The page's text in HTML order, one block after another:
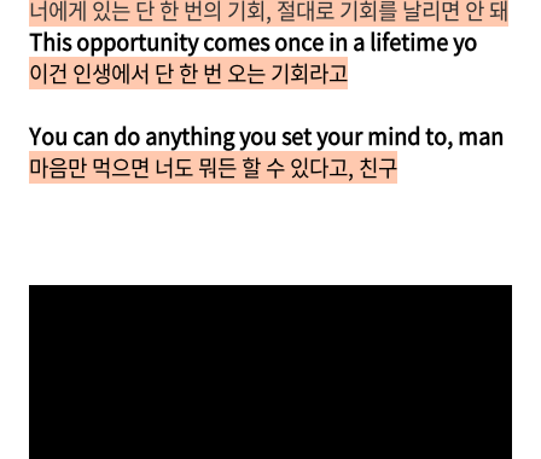
너에게 있는 단 한 번의 기회, 절대로 기회를 날리면 안 돼
This opportunity comes once in a lifetime yo
이건 인생에서 단 한 번 오는 기회라고
You can do anything you set your mind to, man
마음만 먹으면 너도 뭐든 할 수 있다고, 친구